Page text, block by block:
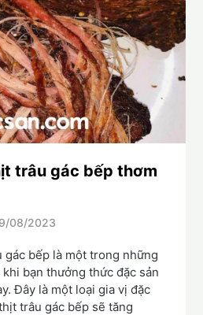
trâu gác bếp thơm
08/2023
gác bếp là một trong những
bạn thưởng thức đặc sản
Đây là một loại gia vị đặc
trâu gác bếp sẽ tăng